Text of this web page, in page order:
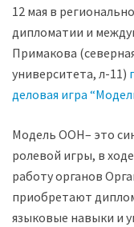
12 мая в
дипломатии и
Примакова
университета, л-11)
деловая игра
Модель ООН– это
ролевой игры, в
работу органов
приобретают
языковые навыки и